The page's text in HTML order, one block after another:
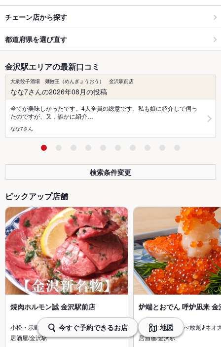
チェーン店から探す
都道府県を選び直す
金沢駅エリアの最新口コミ
大衆餃子酒場 麺餃王（めんぎょうおう） 金沢駅前店
なな7さんの2026年08月の投稿
全てが美味しかったです。4人全員の総意です。私も娘に紹介して伺っ
たのですが、又，誰かに紹介…
なな7さん
検索条件変更
ピックアップ店舗
焼肉ホルモン誠 金沢駅前店
小松・示野の人気焼肉店が金沢駅に上陸
居酒屋/金沢駅
炉端とおでん 呼炉凪来 金
炉端×おでんの食べ放題♪ネオ
居酒屋/金沢駅
今すぐ予約できるお店 地図